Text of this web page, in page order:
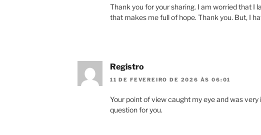
Thank you for your sharing. I am worried that I
that makes me full of hope. Thank you. But, I
Registro
11 DE FEVEREIRO DE 2026 ÀS 06:01
Your point of view caught my eye and was
question for you.